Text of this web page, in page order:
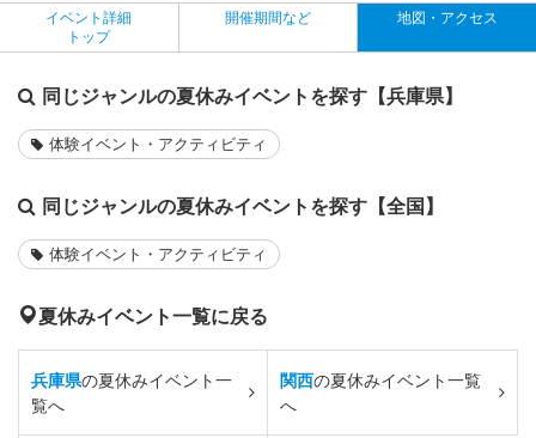
イベント詳細
トップ
開催期間など 地図・アクセス
同じジャンルの夏休みイベントを探す【兵庫県】
体験イベント・アクティビティ
同じジャンルの夏休みイベントを探す【全国】
体験イベント・アクティビティ
夏休みイベント一覧に戻る
兵庫県の夏休みイベント一
覧へ
関西の夏休みイベント一覧
へ